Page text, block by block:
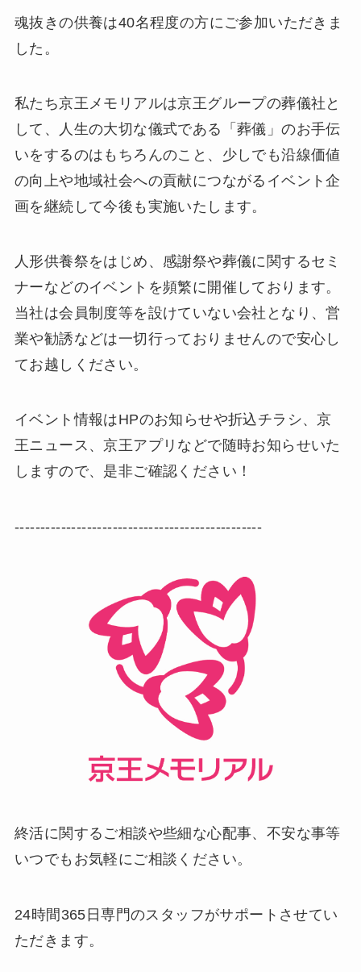
魂抜きの供養は40名程度の方にご参加いただきま
した。
私たち京王メモリアルは京王グループの葬儀社と
して、人生の大切な儀式である「葬儀」のお手伝
いをするのはもちろんのこと、少しでも沿線価値
の向上や地域社会への貢献につながるイベント企
画を継続して今後も実施いたします。
人形供養祭をはじめ、感謝祭や葬儀に関するセミ
ナーなどのイベントを頻繁に開催しております。
当社は会員制度等を設けていない会社となり、営
業や勧誘などは一切行っておりませんので安心し
てお越しください。
イベント情報はHPのお知らせや折込チラシ、京
王ニュース、京王アプリなどで随時お知らせいた
しますので、是非ご確認ください！
------------------------------------------------
終活に関するご相談や些細な心配事、不安な事等
いつでもお気軽にご相談ください。
24時間365日専門のスタッフがサポートさせてい
ただきます。